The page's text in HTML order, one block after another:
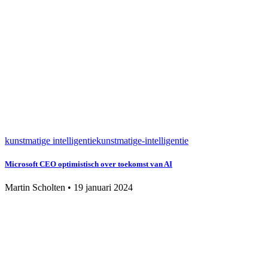
kunstmatige intelligentiekunstmatige-intelligentie
Microsoft CEO optimistisch over toekomst van AI
Martin Scholten • 19 januari 2024